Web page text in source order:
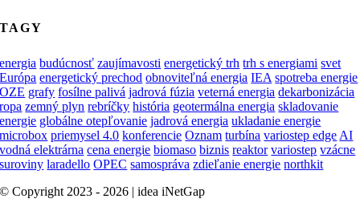
TAGY
energia budúcnosť zaujímavosti energetický trh trh s energiami svet
Európa energetický prechod obnoviteľná energia IEA spotreba energie
OZE grafy fosílne palivá jadrová fúzia veterná energia dekarbonizácia
ropa zemný plyn rebríčky história geotermálna energia skladovanie
energie globálne otepľovanie jadrová energia ukladanie energie
microbox priemysel 4.0 konferencie Oznam turbína variostep edgeAI
vodná elektrárna cena energie biomaso biznis reaktor variostep vzácne
suroviny laradello OPEC samospráva zdieľanie energie northkit
© Copyright 2023 - 2026 | idea iNetGap